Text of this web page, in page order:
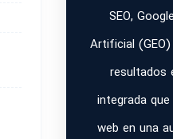
SEO,
Artificial
resultados
integrada
web en una